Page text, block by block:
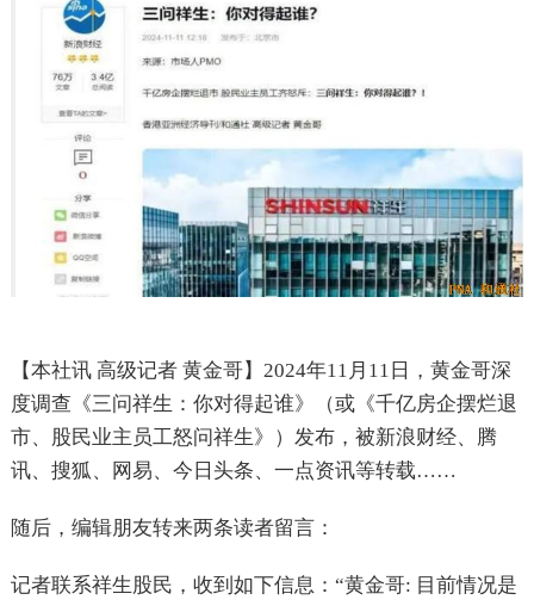
【本社讯 高级记者 黄金哥】2024年11月11日，黄金哥深
度调查《三问祥生：你对得起谁》（或《千亿房企摆烂退
市、股民业主员工怒问祥生》）发布，被新浪财经、腾
讯、搜狐、网易、今日头条、一点资讯等转载……
随后，编辑朋友转来两条读者留言：
记者联系祥生股民，收到如下信息：“黄金哥: 目前情况是